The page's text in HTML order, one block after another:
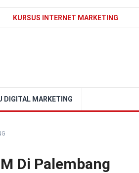
KURSUS INTERNET MARKETING
DIGITAL MARKETING
Di Palembang